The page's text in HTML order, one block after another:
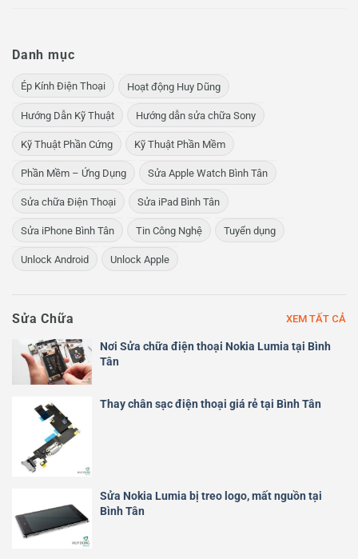
Danh mục
Ép Kính Điện Thoại Hoạt động Huy Dũng
Hướng Dẫn Kỹ Thuật Hướng dẫn sửa chữa Sony
Kỹ Thuật Phần Cứng Kỹ Thuật Phần Mềm
Phần Mềm – Ứng Dụng Sửa Apple Watch Bình Tân
Sửa chữa Điện Thoại Sửa iPad Bình Tân
Sửa iPhone Bình Tân Tin Công Nghệ Tuyển dụng
Unlock Android Unlock Apple
Sửa Chữa XEM TẤT CẢ
Nơi Sửa chữa điện thoại Nokia Lumia tại Bình
Tân
Thay chân sạc điện thoại giá rẻ tại Bình Tân
Sửa Nokia Lumia bị treo logo, mất nguồn tại
Bình Tân